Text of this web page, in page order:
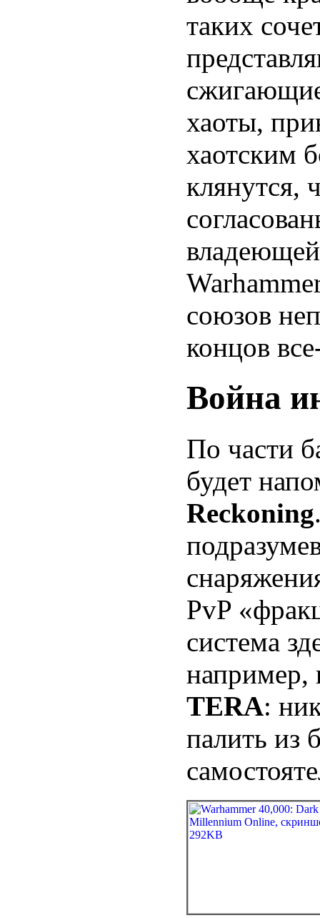
таких
хаоты,
хаотским
клянутся,
союзов
концов
Война
По части
будет
Reckoning
PvP
система
TERA:
палить из